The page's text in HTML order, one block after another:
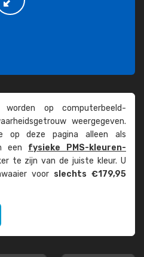
worden op computer­beeld­
weer­gegeven.
op deze pagina alleen als
een fysieke PMS-kleuren­
te zijn van de juiste kleur. U
voor slechts €179,95